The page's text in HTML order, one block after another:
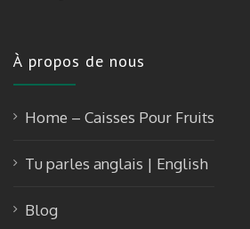
À propos de nous
Home – Caisses Pour Fruits
Tu parles anglais | English
Blog